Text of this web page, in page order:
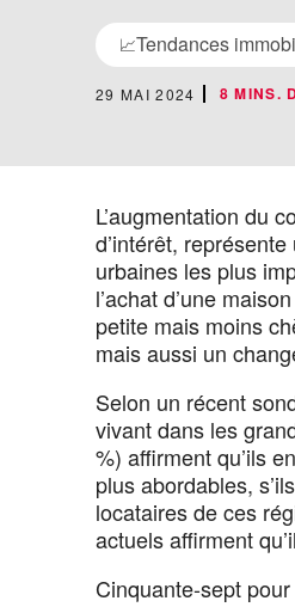
📈Tendances
29 MAI 2024 8 MINS.
L’augmentation du
d’intérêt,
urbaines les plus
l’achat d’une
petite mais moins
mais aussi un
Selon un récent
vivant dans les
%) affirment qu’ils
plus abordables,
locataires de ces
actuels affirment
Cinquante-sept